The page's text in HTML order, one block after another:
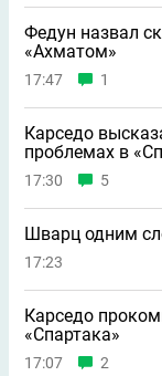
Федун назвал
«Ахматом»
17:47 1
Карседо
проблемах в
17:30 5
Шварц одним
17:23
Карседо
«Спартака»
17:07 2